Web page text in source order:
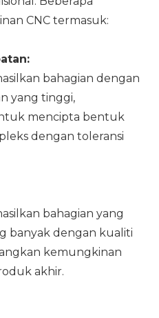
CNC termasuk:
bahagian dengan
yang tinggi,
mencipta bentuk
dengan toleransi
bahagian yang
banyak dengan kualiti
kemungkinan
akhir.